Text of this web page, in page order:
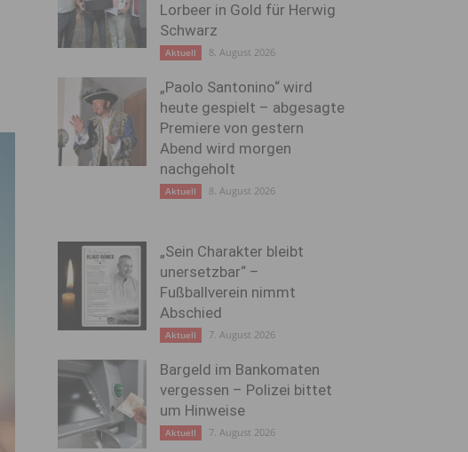
Lorbeer in Gold für Herwig
Schwarz
Aktuell 8. August 2026
„Paolo Santonino“ wird
heute gespielt – abgesagte
Premiere von gestern
Abend wird morgen
nachgeholt
Aktuell 8. August 2026
„Sein Charakter bleibt
unersetzbar“ –
Fußballverein nimmt
Abschied
Aktuell 7. August 2026
Bargeld im Bankomaten
vergessen – Polizei bittet
um Hinweise
Aktuell 7. August 2026